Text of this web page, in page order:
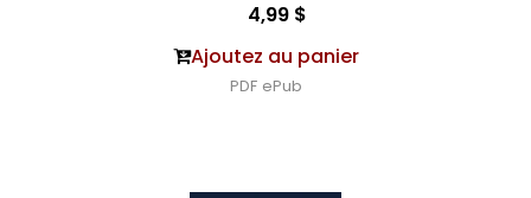
4,99 $
Ajoutez au panier
PDF ePub